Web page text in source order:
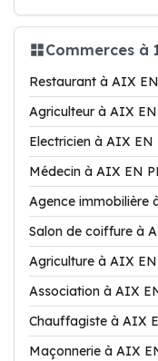
Commerces à
Restaurant à AIX
Agriculteur à AIX EN
Electricien à AIX EN
Médecin à AIX EN
Agence immobilière
Salon de coiffure à
Agriculture à AIX EN
Association à AIX
Chauffagiste à AIX
Maçonnerie à AIX